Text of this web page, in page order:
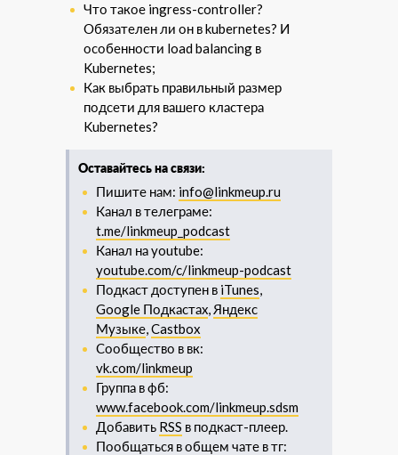
Что такое ingress-controller?
Обязателен ли он в kubernetes? И
особенности load balancing в
Kubernetes;
Как выбрать правильный размер
подсети для вашего кластера
Kubernetes?
Оставайтесь на связи:
Пишите нам: info@linkmeup.ru
Канал в телеграме:
t.me/linkmeup_podcast
Канал на youtube:
youtube.com/c/linkmeup-podcast
Подкаст доступен в iTunes,
Google Подкастах,Яндекс
Музыке,Castbox
Сообщество в вк:
vk.com/linkmeup
Группа в фб:
www.facebook.com/linkmeup.sdsm
Добавить RSS в подкаст-плеер.
Пообщаться в общем чате в тг: